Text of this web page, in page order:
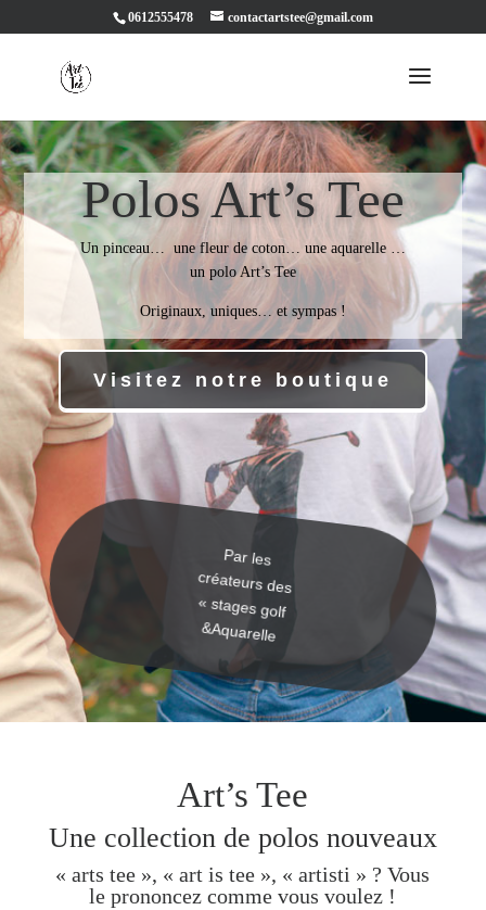
0612555478 contactartstee@gmail.com
Polos Art’s Tee
Un pinceau… une fleur de coton… une aquarelle …
un polo Art’s Tee
Originaux, uniques… et sympas !
Visitez notre boutique
Par les
créateurs des
« stages golf
&Aquarelle
Art’s Tee
Une collection de polos nouveaux
« arts tee », « art is tee », « artisti » ? Vous
le prononcez comme vous voulez !